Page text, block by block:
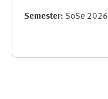
Semester: SoSe 2026